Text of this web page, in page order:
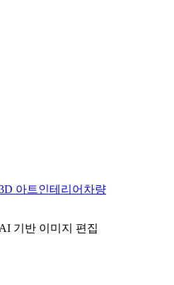
아트인테리어 차량
기반 이미지 편집